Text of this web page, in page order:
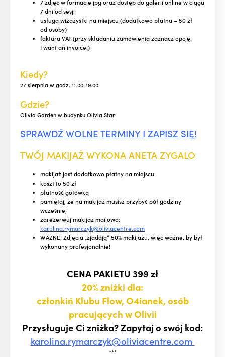
7 zdjęć w formacie jpg oraz dostęp do galerii online w ciągu
7 dni od sesji
usługa wizażystki na miejscu (dodatkowo płatna – 50 zł
od osoby)
faktura VAT (przy składaniu zamówienia zaznacz opcję:
I want an invoice!)
Kiedy?
27 sierpnia w godz. 11.00-19.00
Gdzie?
Olivia Garden w budynku Olivia Star
SPRAWDŹ WOLNE TERMINY I ZAPISZ SIĘ!
TWÓJ MAKIJAŻ WYKONA ANETA ZYGALO
makijaż jest dodatkowo płatny na miejscu
koszt to 50 zł
płatność gotówką
pamiętaj, że na makijaż musisz przybyć pół godziny
wcześniej
zarezerwuj makijaż mailowo:
karolina.rymarczyk@oliviacentre.com
WAŻNE! Zdjęcia „zjadają” 50% makijażu, więc ważne, by był
wykonany profesjonalnie!
CENA PAKIETU 399 zł
20% zniżki dla:
członkiń Klubu Flow, O4ianek, osób
pracujących w Olivii
Przysługuje Ci zniżka? Zapytaj o swój kod:
karolina.rymarczyk@oliviacentre.com
***